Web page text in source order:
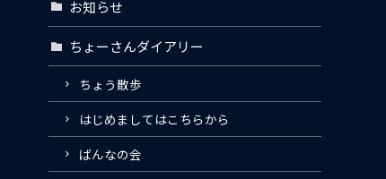
お知らせ
ちょーさんダイアリー
ちょう散歩
はじめましてはこちらから
ばんなの会